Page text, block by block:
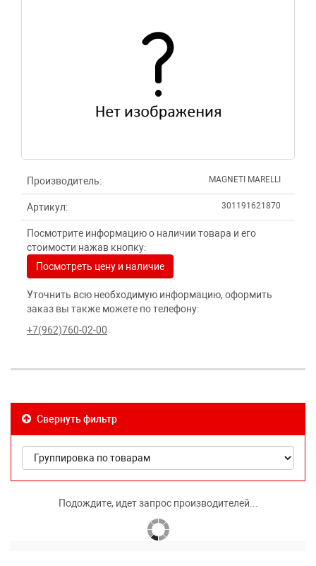
Производитель: MAGNETI MARELLI
Артикул: 301191621870
Посмотрите информацию о наличии товара и его
стоимости нажав кнопку:
Посмотреть цену и наличие
Уточнить всю необходимую информацию, оформить
заказ вы также можете по телефону:
+7(962)760-02-00
Свернуть фильтр
Подождите, идет запрос производителей...